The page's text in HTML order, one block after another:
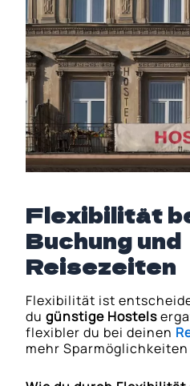
Flexibilität
Buchung und
Reisezeiten
Flexibilität ist
dugünstige Hostels
flexibler du bei deinen
mehr